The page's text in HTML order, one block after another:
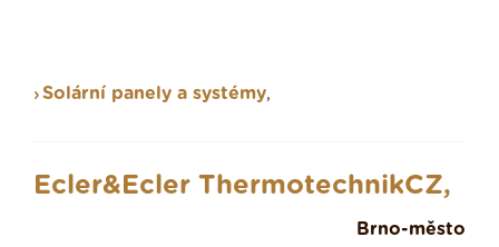
Solární panely a systémy,
Ecler&Ecler ThermotechnikCZ,
Brno-město